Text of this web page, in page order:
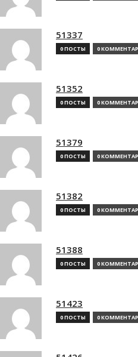
51337
0 ПОСТЫ 0
51352
0 ПОСТЫ 0
51379
0 ПОСТЫ 0
51382
0 ПОСТЫ 0
51388
0 ПОСТЫ 0
51423
0 ПОСТЫ 0